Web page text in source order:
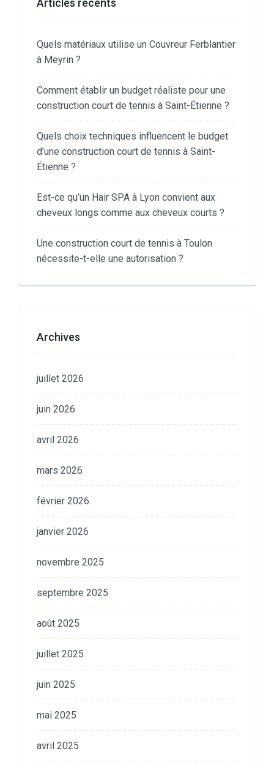
Quels matériaux utilise un Couvreur Ferblantier
à Meyrin ?
Comment établir un budget réaliste pour une
construction court de tennis à Saint-Étienne ?
Quels choix techniques influencent le budget
d’une construction court de tennis à Saint-
Étienne ?
Est-ce qu’un Hair SPA à Lyon convient aux
cheveux longs comme aux cheveux courts ?
Une construction court de tennis à Toulon
nécessite-t-elle une autorisation ?
Archives
juillet 2026
juin 2026
avril 2026
mars 2026
février 2026
janvier 2026
novembre 2025
septembre 2025
août 2025
juillet 2025
juin 2025
mai 2025
avril 2025